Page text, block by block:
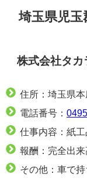
埼玉県児玉
株式会社タカ
住所：埼玉県
電話番号：
仕事内容：紙
報酬：完全出来
その他：車で